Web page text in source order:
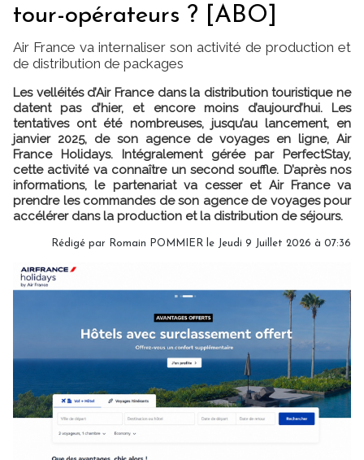
tour-opérateurs ? [ABO]
Air France va internaliser son activité de production et
de distribution de packages
Les velléités d’Air France dans la distribution touristique ne
datent pas d’hier, et encore moins d’aujourd’hui. Les
tentatives ont été nombreuses, jusqu’au lancement, en
janvier 2025, de son agence de voyages en ligne, Air
France Holidays. Intégralement gérée par PerfectStay,
cette activité va connaître un second souffle. D’après nos
informations, le partenariat va cesser et Air France va
prendre les commandes de son agence de voyages pour
accélérer dans la production et la distribution de séjours.
Rédigé par Romain POMMIER le Jeudi 9 Juillet 2026 à 07:36